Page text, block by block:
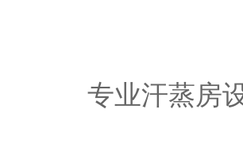
专业汗蒸房